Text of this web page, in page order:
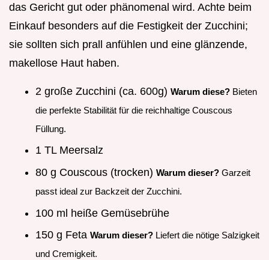
das Gericht gut oder phänomenal wird. Achte beim
Einkauf besonders auf die Festigkeit der Zucchini;
sie sollten sich prall anfühlen und eine glänzende,
makellose Haut haben.
2 große Zucchini (ca. 600g) Warum diese? Bieten
die perfekte Stabilität für die reichhaltige Couscous
Füllung.
1 TL Meersalz
80 g Couscous (trocken) Warum dieser? Garzeit
passt ideal zur Backzeit der Zucchini.
100 ml heiße Gemüsebrühe
150 g Feta Warum dieser? Liefert die nötige Salzigkeit
und Cremigkeit.